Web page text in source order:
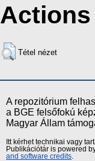
Tétel nézet
A repozitórium
a BGE felsőfokú
Magyar Állam
Itt kérhet technikai vagy
Publikációtár is powered
and software credits